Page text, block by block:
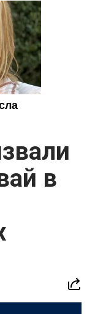
в